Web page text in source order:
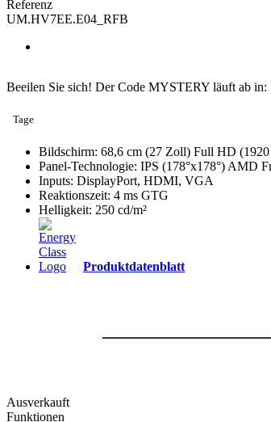
Referenz
UM.HV7EE.E04_RFB
Beeilen Sie sich! Der Code MYSTERY läuft ab in:
Tage
Bildschirm: 68,6 cm (27 Zoll) Full HD
Panel-Technologie: IPS (178°x178°) AMD
Inputs: DisplayPort, HDMI, VGA
Reaktionszeit: 4 ms GTG
Helligkeit: 250 cd/m²
Produktdatenblatt
Ausverkauft
Funktionen